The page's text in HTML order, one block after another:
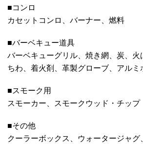
■コンロ
カセットコンロ、バーナー、燃料
■バーベキュー道具
バーベキューグリル、焼き網、炭、火
ちわ、着火剤、革製グローブ、アルミ
■スモーク用
スモーカー、スモークウッド・チップ
■その他
クーラーボックス、ウォータージャ